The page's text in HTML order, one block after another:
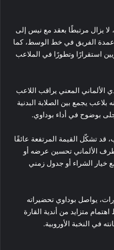
من العمر 25 عامًا، لا يزال مرتبطًا بعقد مع نيس إلى
من أبرز أعمدة الفريق في خط الوسط، كما
استقرارًا وتطورًا في الملاعب
الألماني المعني يراقب اللاعب
يجمع بين الصلابة البدنية
بوضوح في أداء بوداوي.
تشكّل القيمة المرتفعة عائقًا
الألماني تحسين عرضه أو
خيار الشراء أو جدول زمني
يواصل بوداوي تحضيراته
متزايد من أندية القارة
في النخبة الأوروبية.